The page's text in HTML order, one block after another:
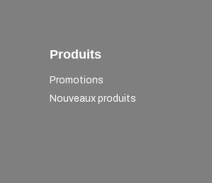
Produits
Promotions
Nouveaux produits